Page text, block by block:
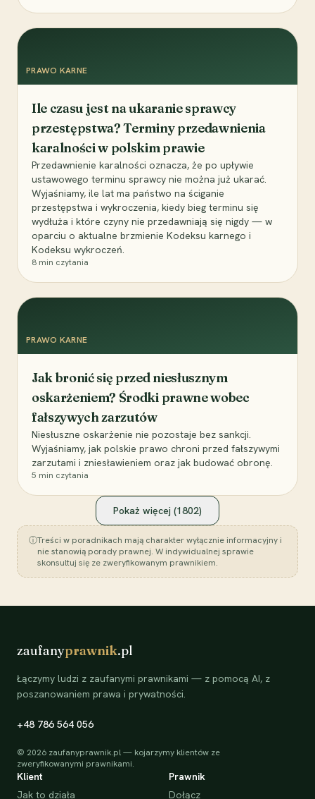
PRAWO KARNE
Ile czasu jest na ukaranie sprawcy
przestępstwa? Terminy przedawnienia
karalności w polskim prawie
Przedawnienie karalności oznacza, że po upływie
ustawowego terminu sprawcy nie można już ukarać.
Wyjaśniamy, ile lat ma państwo na ściganie
przestępstwa i wykroczenia, kiedy bieg terminu się
wydłuża i które czyny nie przedawniają się nigdy — w
oparciu o aktualne brzmienie Kodeksu karnego i
Kodeksu wykroczeń.
8 min czytania
PRAWO KARNE
Jak bronić się przed niesłusznym
oskarżeniem? Środki prawne wobec
fałszywych zarzutów
Niesłuszne oskarżenie nie pozostaje bez sankcji.
Wyjaśniamy, jak polskie prawo chroni przed fałszywymi
zarzutami i zniesławieniem oraz jak budować obronę.
5 min czytania
Pokaż więcej (1802)
ⓘTreści w poradnikach mają charakter wyłącznie informacyjny i
nie stanowią porady prawnej. W indywidualnej sprawie
skonsultuj się ze zweryfikowanym prawnikiem.
zaufanyprawnik.pl
Łączymy ludzi z zaufanymi prawnikami — z pomocą AI, z
poszanowaniem prawa i prywatności.
+48 786 564 056
© 2026 zaufanyprawnik.pl — kojarzymy klientów ze
zweryfikowanymi prawnikami.
Klient
Jak to działa
Prawnik
Dołącz